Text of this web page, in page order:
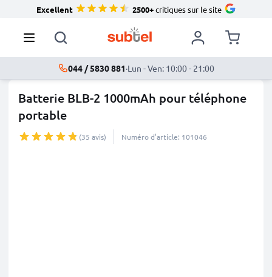
Excellent 2500+critiques sur le site
044 / 5830 881·Lun - Ven: 10:00 - 21:00
Batterie BLB-2 1000mAh pour téléphone
portable
(35 avis) Numéro d’article: 101046